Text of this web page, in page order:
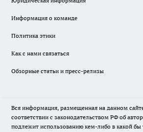
Информация о команде
Политика этики
Как с нами связаться
Обзорные статьи и пресс-релизы
Вся информация, размещенная на данном
соответствии с законодательством РФ об
подлежит использованию кем-либо в какой